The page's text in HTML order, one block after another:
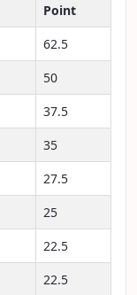
Point
62.5
50
37.5
35
27.5
25
22.5
22.5